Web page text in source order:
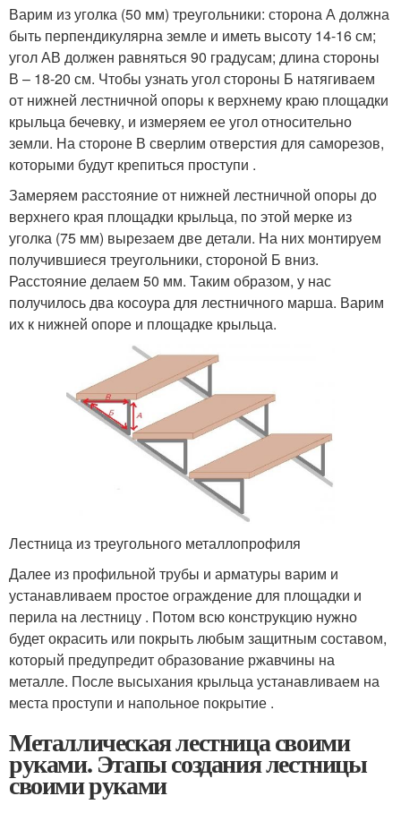
Варим из уголка (50 мм) треугольники: сторона А должна
быть перпендикулярна земле и иметь высоту 14-16 см;
угол АВ должен равняться 90 градусам; длина стороны
В – 18-20 см. Чтобы узнать угол стороны Б натягиваем
от нижней лестничной опоры к верхнему краю площадки
крыльца бечевку, и измеряем ее угол относительно
земли. На стороне В сверлим отверстия для саморезов,
которыми будут крепиться проступи .
Замеряем расстояние от нижней лестничной опоры до
верхнего края площадки крыльца, по этой мерке из
уголка (75 мм) вырезаем две детали. На них монтируем
получившиеся треугольники, стороной Б вниз.
Расстояние делаем 50 мм. Таким образом, у нас
получилось два косоура для лестничного марша. Варим
их к нижней опоре и площадке крыльца.
Лестница из треугольного металлопрофиля
Далее из профильной трубы и арматуры варим и
устанавливаем простое ограждение для площадки и
перила на лестницу . Потом всю конструкцию нужно
будет окрасить или покрыть любым защитным составом,
который предупредит образование ржавчины на
металле. После высыхания крыльца устанавливаем на
места проступи и напольное покрытие .
Металлическая лестница своими
руками. Этапы создания лестницы
своими руками